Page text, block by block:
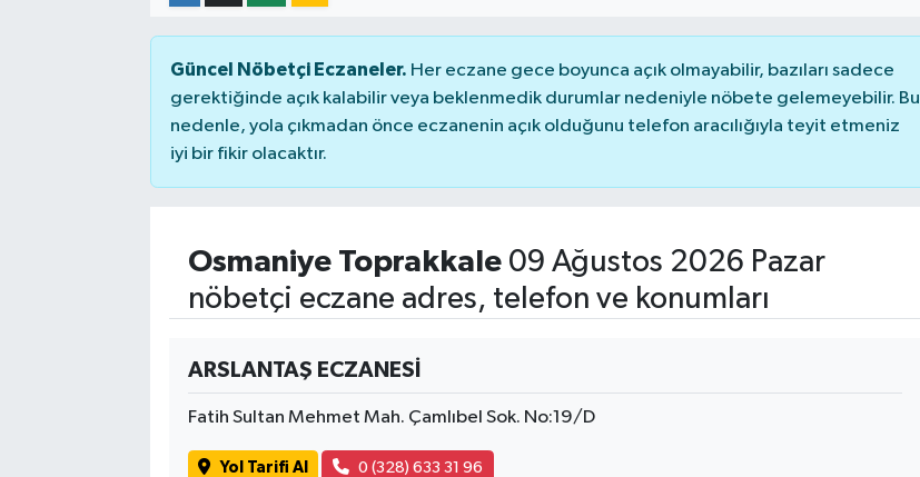
Güncel Nöbetçi Eczaneler. Her eczane gece boyunca açık olmayabilir, bazıları sadece
gerektiğinde açık kalabilir veya beklenmedik durumlar nedeniyle nöbete gelemeyebilir. Bu
nedenle, yola çıkmadan önce eczanenin açık olduğunu telefon aracılığıyla teyit etmeniz
iyi bir fikir olacaktır.
Osmaniye Toprakkale09 Ağustos 2026 Pazar
nöbetçi eczane adres, telefon ve konumları
ARSLANTAŞ ECZANESİ
Fatih Sultan Mehmet Mah. Çamlıbel Sok. No:19/D
Yol Tarifi Al 0 (328) 633 31 96